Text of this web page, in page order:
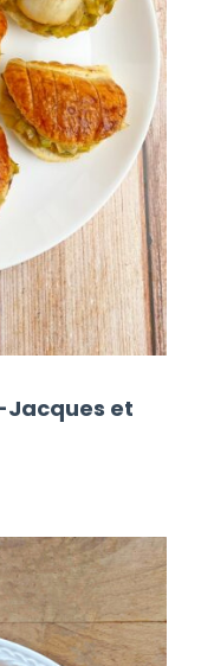
Jacques et